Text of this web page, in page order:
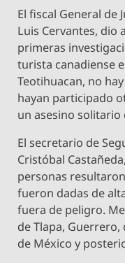
El fiscal General de
Luis Cervantes, dio
primeras
turista canadiense
Teotihuacan, no
hayan participado
un asesino solitario
El secretario de
Cristóbal
personas
fueron dadas de
fuera de peligro.
de Tlapa,
de México y